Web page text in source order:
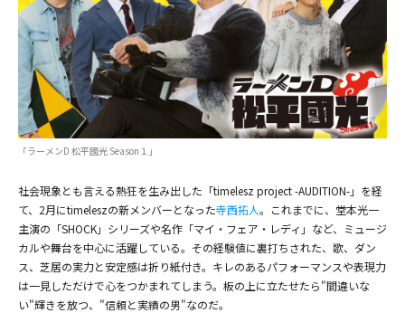
「ラーメンD 松平國光 Season１」
社会現象とも言える熱狂を生み出した「timelesz project -AUDITION-」を経
て、2月にtimeleszの新メンバーとなった寺西拓人。これまでに、堂本光一
主演の「SHOCK」シリーズや名作「マイ・フェア・レディ」など、ミュージ
カルや舞台を中心に活躍している。その経験値に裏打ちされた、歌、ダン
ス、芝居の実力と安定感は折り紙付き。キレのあるパフォーマンスや表現力
は一見しただけで心をつかまれてしまう。板の上に立たせたら"間違いな
い"輝きを放つ、"信頼と実績の男"なのだ。
(C)ドラマ『ラーメン D 松平國光』